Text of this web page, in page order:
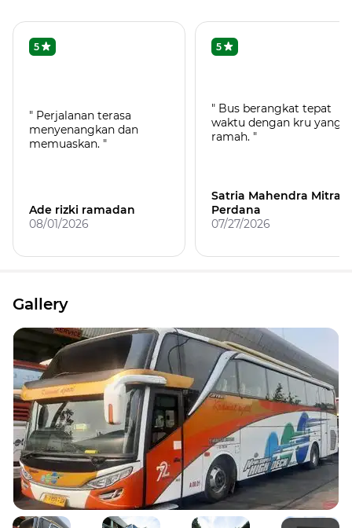
5
" Perjalanan terasa
menyenangkan dan
memuaskan. "
Ade rizki ramadan
08/01/2026
5
" Bus berangkat tepat
waktu dengan kru yang
ramah. "
Satria Mahendra Mitra
Perdana
07/27/2026
Gallery